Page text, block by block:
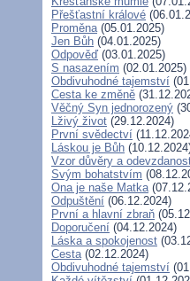
Přešťastní králové
Proměna(05.01.2025)
Jen Bůh (04.01.2025)
Odpověď (03.01.2025)
S nasazením (02.01.2025)
Obdivuhodné tajemství
Cesta ke změně
Věčný Syn jednorozený
Lživý život (29.12.2024)
První svědectví
Láskou je Bůh
Vzor důvěry a
Svým bohatstvím
Ona je naše Matka
Odpuštění (06.12.2024)
První a hlavní zbraň
Doporučení (04.12.2024)
Láska a spokojenost
Cesta(02.12.2024)
Obdivuhodné tajemství